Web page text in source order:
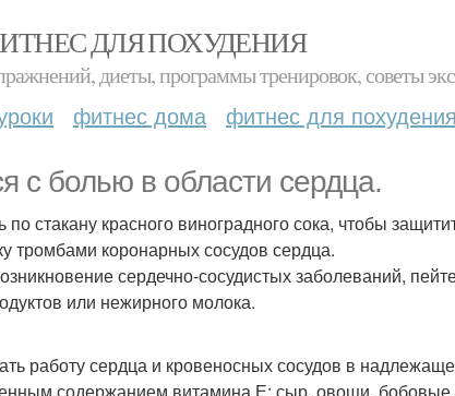
ДЛЯ ПОХУДЕНИЯ
диеты, программы тренировок, советы
фитнес дома фитнес для похудения
с болью в области сердца.
стакану красного виноградного сока, чтобы
тромбами коронарных сосудов сердца.
сердечно-сосудистых заболеваний,
или нежирного молока.
работу сердца и кровеносных сосудов в